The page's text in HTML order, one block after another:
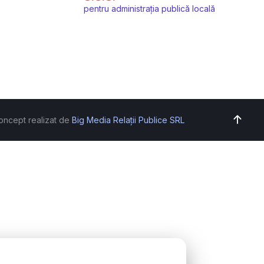
pentru administrația publică locală
realizat de Big Media Relații Publice SRL